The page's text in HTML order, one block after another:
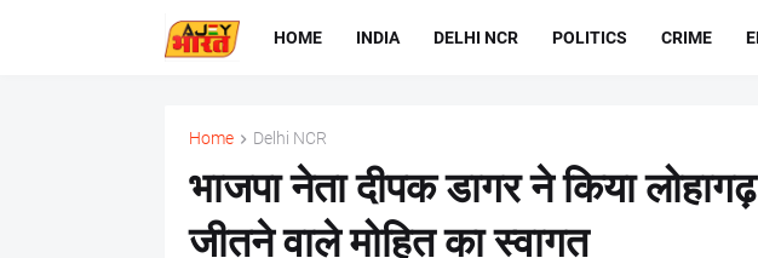
HOME INDIA DELHI NCR POLITICS CRIME
Home Delhi NCR
भाजपा नेता दीपक डागर ने किया
जीतने वाले मोहित का स्वागत